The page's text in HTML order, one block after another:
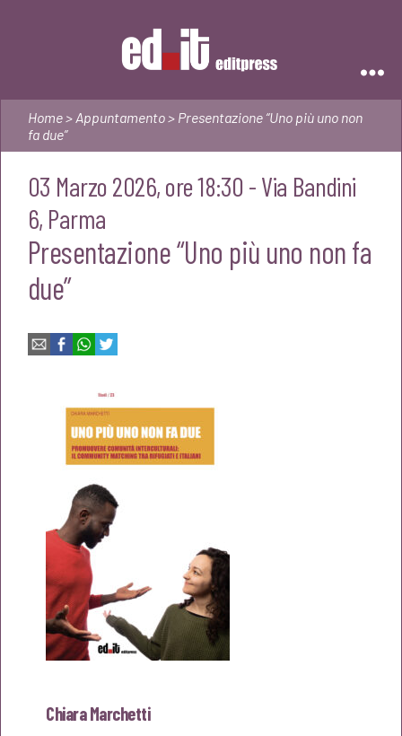
Home> Appuntamento> Presentazione “Uno più uno non
fa due”
03 Marzo 2026, ore 18:30 - Via Bandini
6, Parma
Presentazione “Uno più uno non fa
due”
EmailFacebook
WhatsApp
Twitter
Chiara Marchetti